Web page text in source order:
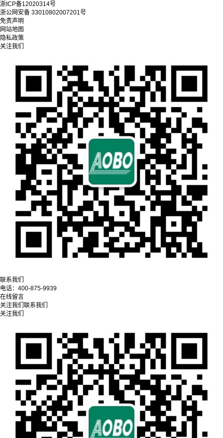
浙ICP备12020314号
浙公网安备 33010802007201号
免责声明
网站地图
隐私政策
关注我们
联系我们
电话： 400-875-9939
在线留言
关注我们 联系我们
关注我们